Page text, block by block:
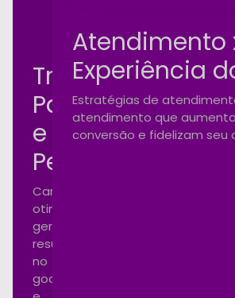
Tráfego
Pago
e
Performance
Campanhas
otimizadas
gerando
resultados
no
google
Atendimento
Experiência
Estratégias de
atendimento que
conversão e fidelizam seu